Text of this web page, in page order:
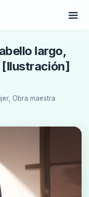
largo,
[Ilustración]
Obra maestra